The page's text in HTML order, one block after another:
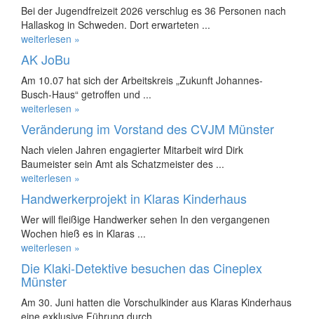
Bei der Jugendfreizeit 2026 verschlug es 36 Personen nach
Hallaskog in Schweden. Dort erwarteten ...
weiterlesen »
AK JoBu
Am 10.07 hat sich der Arbeitskreis „Zukunft Johannes-
Busch-Haus“ getroffen und ...
weiterlesen »
Veränderung im Vorstand des CVJM Münster
Nach vielen Jahren engagierter Mitarbeit wird Dirk
Baumeister sein Amt als Schatzmeister des ...
weiterlesen »
Handwerkerprojekt in Klaras Kinderhaus
Wer will fleißige Handwerker sehen In den vergangenen
Wochen hieß es in Klaras ...
weiterlesen »
Die Klaki-Detektive besuchen das Cineplex
Münster
Am 30. Juni hatten die Vorschulkinder aus Klaras Kinderhaus
eine exklusive Führung durch ...